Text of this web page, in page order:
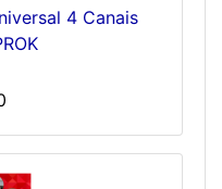
4 Canais